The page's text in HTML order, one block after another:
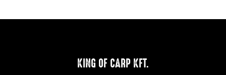
KING OF CARP KFT.